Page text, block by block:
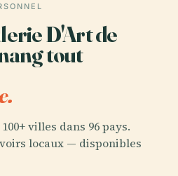
D'Art de
tout
villes dans 96 pays.
locaux — disponibles